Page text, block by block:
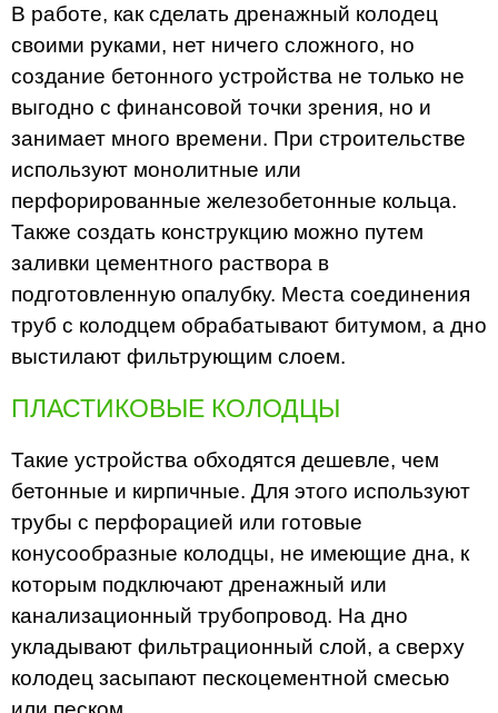
В работе, как сделать дренажный колодец
своими руками, нет ничего сложного, но
создание бетонного устройства не только не
выгодно с финансовой точки зрения, но и
занимает много времени. При строительстве
используют монолитные или
перфорированные железобетонные кольца.
Также создать конструкцию можно путем
заливки цементного раствора в
подготовленную опалубку. Места соединения
труб с колодцем обрабатывают битумом, а дно
выстилают фильтрующим слоем.
ПЛАСТИКОВЫЕ КОЛОДЦЫ
Такие устройства обходятся дешевле, чем
бетонные и кирпичные. Для этого используют
трубы с перфорацией или готовые
конусообразные колодцы, не имеющие дна, к
которым подключают дренажный или
канализационный трубопровод. На дно
укладывают фильтрационный слой, а сверху
колодец засыпают пескоцементной смесью